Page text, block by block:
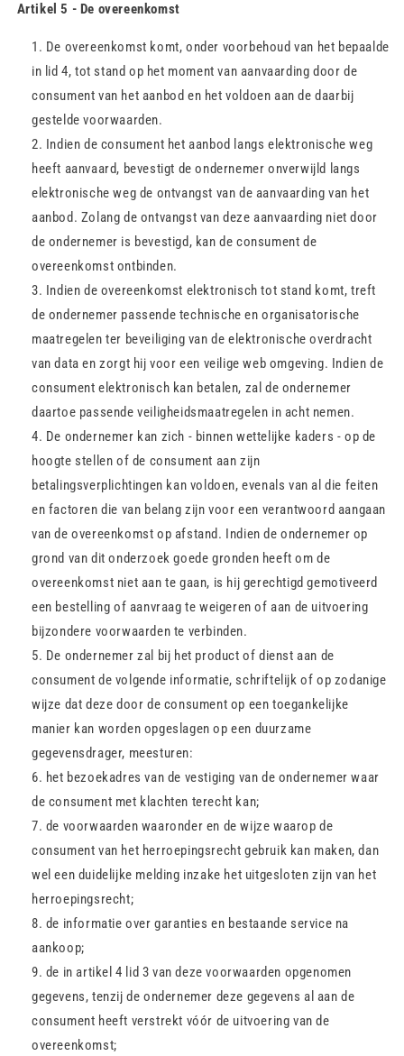
Artikel 5 - De overeenkomst
De overeenkomst komt, onder voorbehoud van het bepaalde
in lid 4, tot stand op het moment van aanvaarding door de
consument van het aanbod en het voldoen aan de daarbij
gestelde voorwaarden.
Indien de consument het aanbod langs elektronische weg
heeft aanvaard, bevestigt de ondernemer onverwijld langs
elektronische weg de ontvangst van de aanvaarding van het
aanbod. Zolang de ontvangst van deze aanvaarding niet door
de ondernemer is bevestigd, kan de consument de
overeenkomst ontbinden.
Indien de overeenkomst elektronisch tot stand komt, treft
de ondernemer passende technische en organisatorische
maatregelen ter beveiliging van de elektronische overdracht
van data en zorgt hij voor een veilige web omgeving. Indien de
consument elektronisch kan betalen, zal de ondernemer
daartoe passende veiligheidsmaatregelen in acht nemen.
De ondernemer kan zich - binnen wettelijke kaders - op de
hoogte stellen of de consument aan zijn
betalingsverplichtingen kan voldoen, evenals van al die feiten
en factoren die van belang zijn voor een verantwoord aangaan
van de overeenkomst op afstand. Indien de ondernemer op
grond van dit onderzoek goede gronden heeft om de
overeenkomst niet aan te gaan, is hij gerechtigd gemotiveerd
een bestelling of aanvraag te weigeren of aan de uitvoering
bijzondere voorwaarden te verbinden.
De ondernemer zal bij het product of dienst aan de
consument de volgende informatie, schriftelijk of op zodanige
wijze dat deze door de consument op een toegankelijke
manier kan worden opgeslagen op een duurzame
gegevensdrager, meesturen:
het bezoekadres van de vestiging van de ondernemer waar
de consument met klachten terecht kan;
de voorwaarden waaronder en de wijze waarop de
consument van het herroepingsrecht gebruik kan maken, dan
wel een duidelijke melding inzake het uitgesloten zijn van het
herroepingsrecht;
de informatie over garanties en bestaande service na
aankoop;
de in artikel 4 lid 3 van deze voorwaarden opgenomen
gegevens, tenzij de ondernemer deze gegevens al aan de
consument heeft verstrekt vóór de uitvoering van de
overeenkomst;